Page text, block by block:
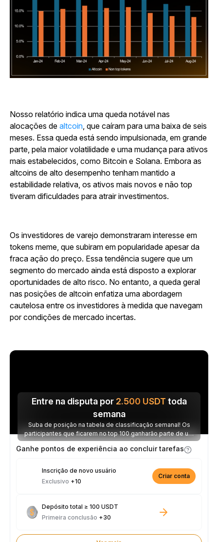
Nosso relatório indica uma queda notável nas
alocações de altcoin, que caíram para uma baixa de seis
meses. Essa queda está sendo impulsionada, em grande
parte, pela maior volatilidade e uma mudança para ativos
mais estabelecidos, como Bitcoin e Solana. Embora as
altcoins de alto desempenho tenham mantido a
estabilidade relativa, os ativos mais novos e não top
tiveram dificuldades para atrair investimentos.
Os investidores de varejo demonstraram interesse em
tokens meme, que subiram em popularidade apesar da
fraca ação do preço. Essa tendência sugere que um
segmento do mercado ainda está disposto a explorar
oportunidades de alto risco. No entanto, a queda geral
nas posições de altcoin enfatiza uma abordagem
cautelosa entre os investidores à medida que navegam
por condições de mercado incertas.
Entre na disputa por 2.500 USDT toda
semana
Suba de posição na tabela de classificação semanal! Os
participantes que ficarem no top 100 ganharão parte de um
prêmio de 2.500 USDT toda semana.
Ganhe pontos de experiência ao concluir tarefas
Inscrição de novo usuário
Exclusivo +10
Criar conta
Depósito total ≥ 100 USDT
Primeira conclusão +30